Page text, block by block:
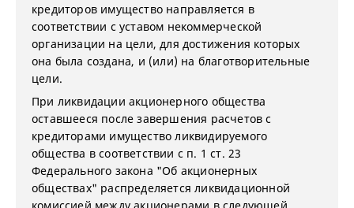
кредиторов имущество направляется в
соответствии с уставом некоммерческой
организации на цели, для достижения которых
она была создана, и (или) на благотворительные
цели.
При ликвидации акционерного общества
оставшееся после завершения расчетов с
кредиторами имущество ликвидируемого
общества в соответствии с п. 1 ст. 23
Федерального закона "Об акционерных
обществах" распределяется ликвидационной